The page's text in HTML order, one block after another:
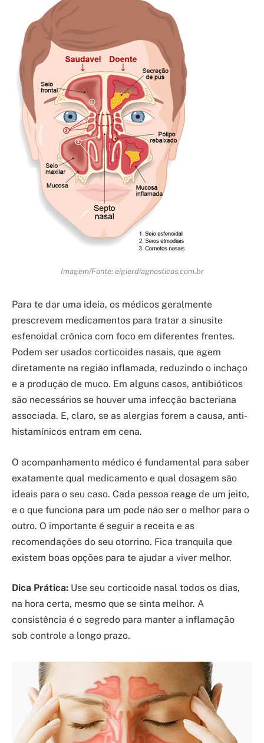
Imagem/Fonte: eigierdiagnosticos.com.br
Para te dar uma ideia, os médicos geralmente
prescrevem medicamentos para tratar a sinusite
esfenoidal crônica com foco em diferentes frentes.
Podem ser usados corticoides nasais, que agem
diretamente na região inflamada, reduzindo o inchaço
e a produção de muco. Em alguns casos, antibióticos
são necessários se houver uma infecção bacteriana
associada. E, claro, se as alergias forem a causa, anti-
histamínicos entram em cena.
O acompanhamento médico é fundamental para saber
exatamente qual medicamento e qual dosagem são
ideais para o seu caso. Cada pessoa reage de um jeito,
e o que funciona para um pode não ser o melhor para o
outro. O importante é seguir a receita e as
recomendações do seu otorrino. Fica tranquila que
existem boas opções para te ajudar a viver melhor.
Dica Prática: Use seu corticoide nasal todos os dias,
na hora certa, mesmo que se sinta melhor. A
consistência é o segredo para manter a inflamação
sob controle a longo prazo.